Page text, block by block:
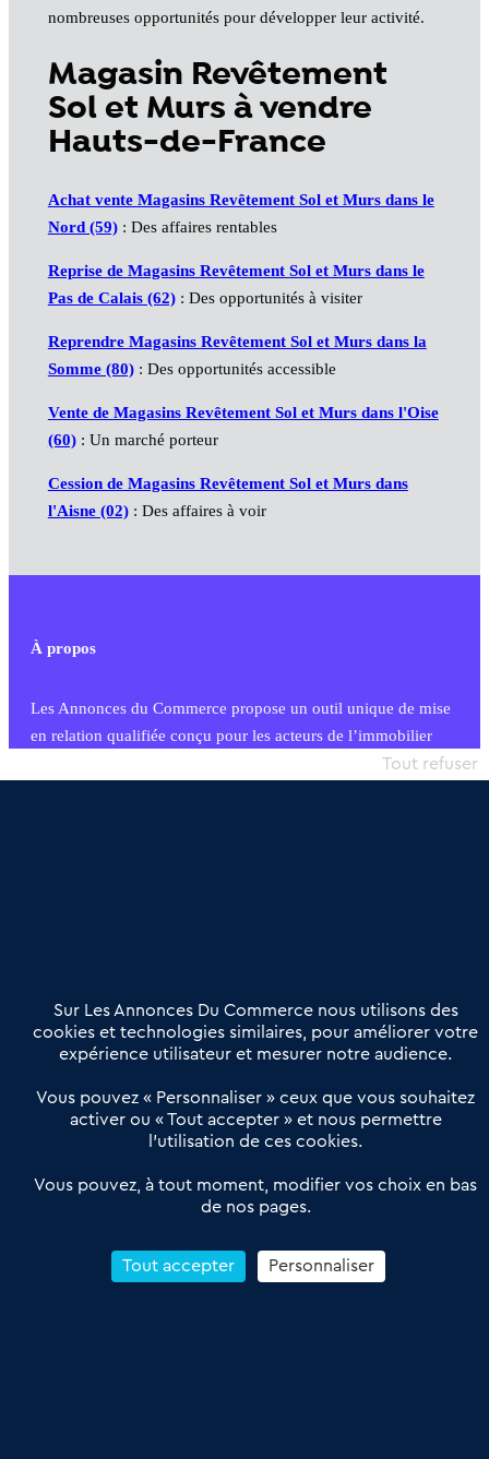
nombreuses opportunités pour développer leur activité.
Magasin Revêtement
Sol et Murs à vendre
Hauts-de-France
Achat vente Magasins Revêtement Sol et Murs dans le
Nord (59): Des affaires rentables
Reprise de Magasins Revêtement Sol et Murs dans le
Pas de Calais (62): Des opportunités à visiter
Reprendre Magasins Revêtement Sol et Murs dans la
Somme (80): Des opportunités accessible
Vente de Magasins Revêtement Sol et Murs dans l'Oise
(60): Un marché porteur
Cession de Magasins Revêtement Sol et Murs dans
l'Aisne (02): Des affaires à voir
À propos
Les Annonces du Commerce propose un outil unique de mise
en relation qualifiée conçu pour les acteurs de l’immobilier
commercial et les collectivités territoriales, simple et intégrant
Offres Pro
Actualités
Qui sommes nous ?
Derniers articles
Réseau 3C : un partenaire national dédié aux transactions
Petitscommerces : Un partenariat au service du commerce de
proximité et des territoires
Reprendre un Restaurant Rapide
Sur Les Annonces Du Commerce nous utilisons des
cookies et technologies similaires, pour améliorer votre
expérience utilisateur et mesurer notre audience.
Vous pouvez « Personnaliser » ceux que vous souhaitez
activer ou « Tout accepter » et nous permettre
l’utilisation de ces cookies.
Vous pouvez, à tout moment, modifier vos choix en bas
de nos pages.
Tout accepter
Tout refuser
Personnaliser